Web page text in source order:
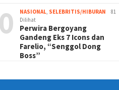
NASIONAL, SELEBRITIS/HIBURAN
81
Dilihat
Perwira Bergoyang
Gandeng Eks 7 Icons dan
Farelio, “Senggol Dong
Boss”